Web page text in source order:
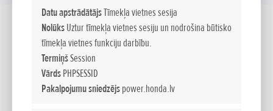
Datu apstrādātājsTīmekļa vietnes sesija
NolūksUztur tīmekļa vietnes sesiju un nodrošina būtisko
tīmekļa vietnes funkciju darbību.
TermiņšSession
VārdsPHPSESSID
Pakalpojumu sniedzējspower.honda.lv
Sociālie mēdiji
Facebook